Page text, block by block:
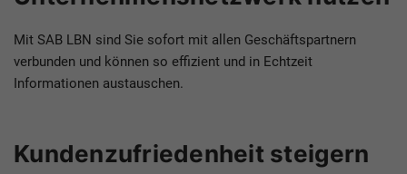
Mit SAB LBN sind Sie sofort mit allen Geschäftspartnern
verbunden und können so effizient und in Echtzeit
Informationen austauschen.
Kundenzufriedenheit steigern